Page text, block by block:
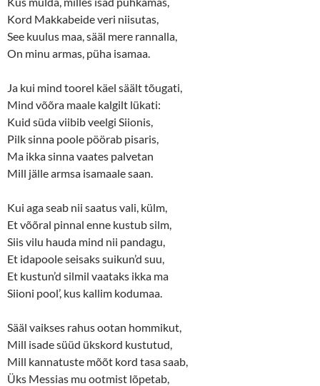
Kord Makkabeide veri niisutas,
See kuulus maa, sääl mere rannalla,
On minu armas, püha isamaa.
Ja kui mind toorel käel säält tõugati,
Mind võõra maale kalgilt lükati:
Kuid süda viibib veelgi Siionis,
Pilk sinna poole pöörab pisaris,
Ma ikka sinna vaates palvetan
Mill jälle armsa isamaale saan.
Kui aga seab nii saatus vali, külm,
Et võõral pinnal enne kustub silm,
Siis vilu hauda mind nii pandagu,
Et idapoole seisaks suikun’d suu,
Et kustun’d silmil vaataks ikka ma
Siioni pool’, kus kallim kodumaa.
Sääl vaikses rahus ootan hommikut,
Mill isade süüd ükskord kustutud,
Mill kannatuste mõõt kord tasa saab,
Üks Messias mu ootmist lõpetab,